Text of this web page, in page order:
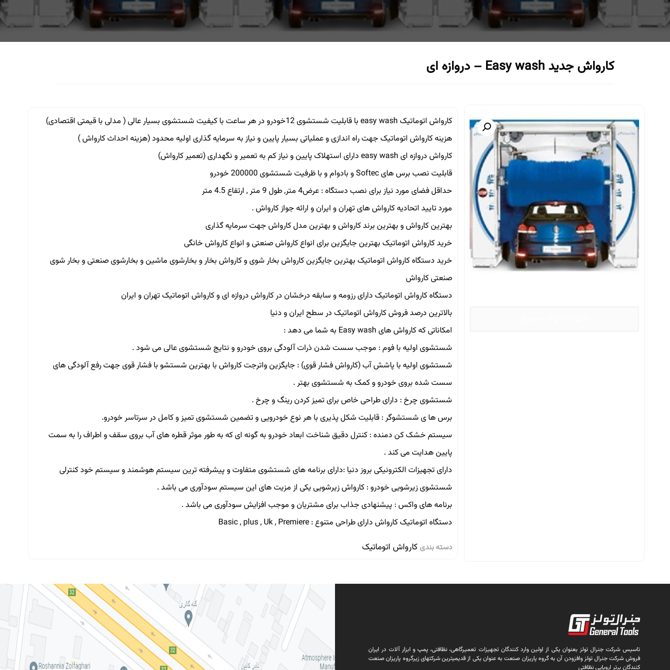
کارواش جدید Easy wash – دروازه ای
کارواش اتوماتیک easy wash با قابلیت شستشوی 12خودرو در هر ساعت با کیفیت شستشوی بسیار عالی ( مدلی با قیمتی اقتصادی)
هزینه کارواش اتوماتیک جهت راه اندازی و عملیاتی بسیار پایین و نیاز به سرمایه گذاری اولیه محدود (هزینه احداث کارواش )
کارواش دروازه ای easy wash دارای استهلاک پایین و نیاز کم به تعمیر و نگهداری (تعمیر کارواش)
قابلیت نصب برس های Softec و بادوام و با ظرفیت شستشوی 200000 خودرو
حداقل فضای مورد نیاز برای نصب دستگاه : عرض4 متر, طول 9 متر , ارتفاع 4.5 متر
مورد تایید اتحادیه کارواش های تهران و ایران و ارائه جواز کارواش .
بهترین کارواش و بهترین برند کارواش و بهترین مدل کارواش جهت سرمایه گذاری
خرید کارواش اتوماتیک بهترین جایگزین برای انواع کارواش صنعتی و انواع کارواش خانگی
خرید دستگاه کارواش اتوماتیک بهترین جایگزین کارواش بخار شوی و کارواش بخار و بخارشوی ماشین و بخارشوی صنعتی و بخار شوی
صنعتی کارواش
دستگاه کارواش اتوماتیک دارای رزومه و سابقه درخشان در کارواش دروازه ای و کارواش اتوماتیک تهران و ایران
بالاترین درصد فروش کارواش اتوماتیک در سطح ایران و دنیا
امکاناتی که کارواش های Easy wash به شما می دهد :
شستشوی اولیه با فوم : موجب سست شدن ذرات آلودگی بروی خودرو و نتایج شستشوی عالی می شود .
شستشوی اولیه با پاشش آب (کارواش فشار قوی) : جایگزین واترجت کارواش با بهترین شستشو با فشار قوی جهت رفع آلودگی های
سست شده بروی خودرو و کمک به شستشوی بهتر .
شستشوی چرخ : دارای طراحی خاص برای تمیز کردن رینگ و چرخ .
برس ها ی شستشوگر : قابلیت شکل پذیری با هر نوع خودرویی و تضمین شستشوی تمیز و کامل در سرتاسر خودرو.
سیستم خشک کن دمنده : کنترل دقیق شناخت ابعاد خودرو به گونه ای که به طور موثر قطره های آب بروی سقف و اطراف را به سمت
پایین هدایت می کند .
دارای تجهیزات الکترونیکی بروز دنیا :دارای برنامه های شستشوی متفاوت و پیشرفته ترین سیستم هوشمند و سیستم خود کنترلی
شستشوی زیرشویی خودرو : کارواش زیرشویی یکی از مزیت های این سیستم سودآوری می باشد .
برنامه های واکس : پیشنهادی جذاب برای مشتریان و موجب افزایش سودآوری می باشد .
دستگاه اتوماتیک کارواش دارای طراحی متنوع : Basic , plus , Uk , Premiere
دسته بندی کارواش اتوماتیک
تاسیس شرکت جنرال تولز بعنوان یکی از اولین وارد کنندگان تجهیزات تعمیرگاهی، نظافتی، پمپ و ابزار آلات در ایران
فروش شرکت جنرال تولز وافزودن آن به گروه پاریزان صنعت به عنوان یکی از قدیمیترین شرکتهای زیرگروه پاریزان صنعت
کنندگان برتر اروپایی نظافتی